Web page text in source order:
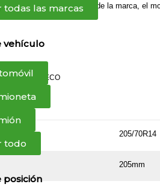
todas las marcas
vehículo
todo
posición
de la garantía dependen de la marca, el
BLACK ECO
205/70R14
205mm